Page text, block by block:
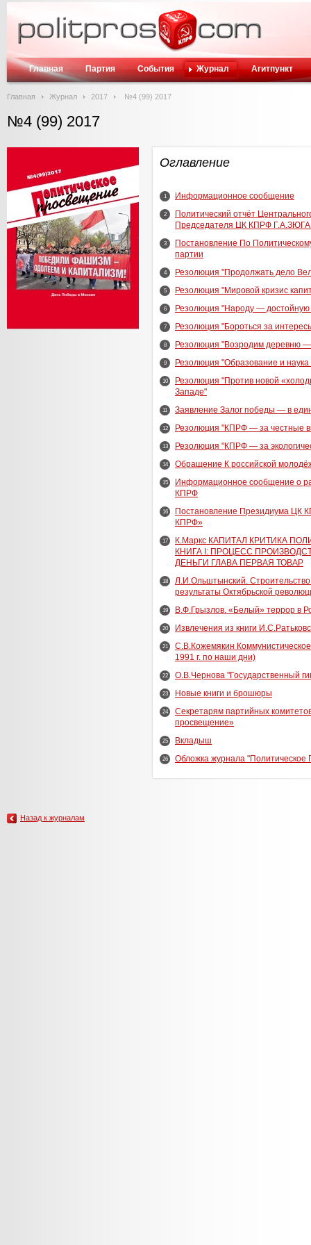
Главная Партия События Журнал Агитпункт
Главная Журнал 2017 №4 (99) 2017
№4 (99) 2017
Оглавление
1 Информационное сообщение
2
Политический отчёт
Председателя ЦК КПРФ
3
Постановление По
партии
4 Резолюция "Продолжать дело
5 Резолюция "Мировой кризис
6 Резолюция "Народу —
7 Резолюция "Бороться за
8 Резолюция "Возродим деревню
9 Резолюция "Образование и
10
Резолюция "Против новой
Западе"
11 Заявление Залог победы — в
12 Резолюция "КПРФ — за честные
13 Резолюция "КПРФ — за
14 Обращение К российской
15
Информационное сообщение о
КПРФ
16
Постановление Президиума ЦК
КПРФ»
17
К.Маркс КАПИТАЛ КРИТИКА
КНИГА I: ПРОЦЕСС
ДЕНЬГИ ГЛАВА ПЕРВАЯ ТОВАР
18
Л.И.Ольштынский.
результаты Октябрьской
19 В.Ф.Грызлов. «Белый» террор в
20 Извлечения из книги
21
С.В.Кожемякин
1991 г. по наши дни)
22 О.В.Чернова "Государственный
23 Новые книги и брошюры
24
Секретарям партийных
просвещение»
25 Вкладыш
26 Обложка журнала "Политическое
Назад к журналам